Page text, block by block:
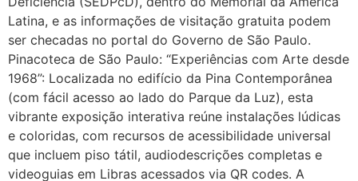
Latina, e as informações de visitação gratuita podem
ser checadas no portal do Governo de São Paulo.
Pinacoteca de São Paulo: “Experiências com Arte desde
1968”: Localizada no edifício da Pina Contemporânea
(com fácil acesso ao lado do Parque da Luz), esta
vibrante exposição interativa reúne instalações lúdicas
e coloridas, com recursos de acessibilidade universal
que incluem piso tátil, audiodescrições completas e
videoguias em Libras acessados via QR codes. A